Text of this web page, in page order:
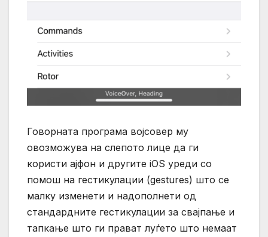
Говорната програма војсовер му
овозможува на слепото лице да ги
користи ајфон и другите iOS уреди со
помош на гестикулации (gestures) што се
малку изменети и надополнети од
стандардните гестикулации за свајпање и
тапкање што ги прават луѓето што немаат